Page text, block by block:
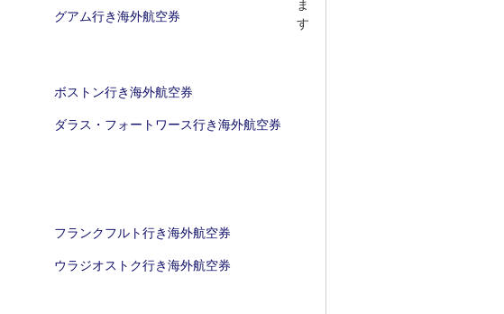
グアム行き海外航空券
ボストン行き海外航空券
ダラス・フォートワース行き海外航空券
フランクフルト行き海外航空券
ウラジオストク行き海外航空券